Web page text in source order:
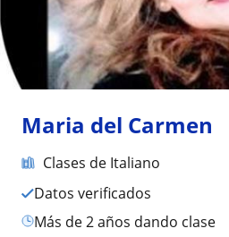
Maria del Carmen
Clases de Italiano
Datos verificados
más de 2 años dando clase